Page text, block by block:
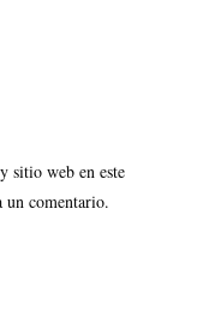
sitio web en este
un comentario.